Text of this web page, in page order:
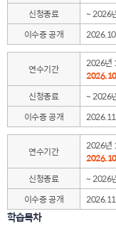
신청종료
~ 2026
이수증 공개
연수기간
2026년
신청종료
~ 2026
이수증 공개
연수기간
2026년
신청종료
~ 2026
이수증 공개
학습목차